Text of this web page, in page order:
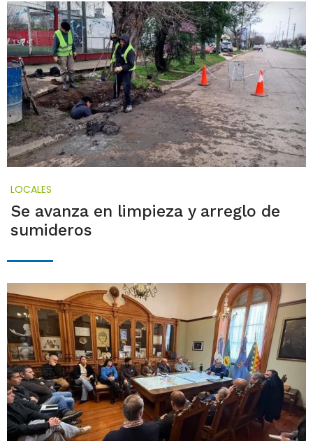
LOCALES
Se avanza en limpieza y arreglo de
sumideros